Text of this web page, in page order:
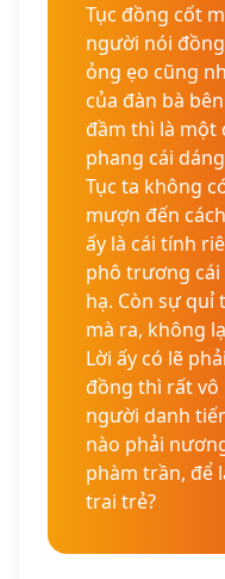
Tục đồng cốt
người nói
ỏng ẹo cũng
của đàn bà
đầm thì là một
phang cái
Tục ta không
mượn đến
ấy là cái tính
phô trương
hạ. Còn sự
mà ra, không
Lời ấy có lẽ
đồng thì rất vô
người danh
nào phải
phàm trần, để
trai trẻ?